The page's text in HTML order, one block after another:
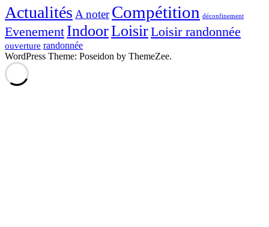
Actualités A noter Compétition déconfinement
Evenement IndoorLoisirLoisir randonnée
ouverture randonnée
WordPress Theme: Poseidon by ThemeZee.